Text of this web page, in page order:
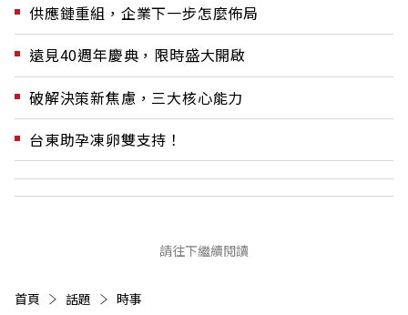
供應鏈重組，企業下一步怎麼佈局
遠見40週年慶典，限時盛大開啟
破解決策新焦慮，三大核心能力
台東助孕凍卵雙支持！
請往下繼續閱讀
首頁 話題 時事